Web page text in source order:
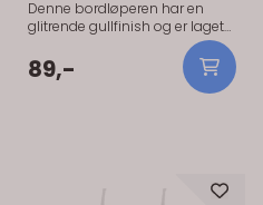
Denne bordløperen har en
glitrende gullfinish og er laget
cm bred og kommer på en rull
på 5 meter. Løperen kan
klippes, så du kan tilpasse
89,-